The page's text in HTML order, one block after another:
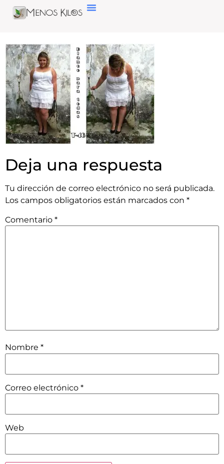
Deja una respuesta
Tu dirección de correo electrónico no será publicada.
Los campos obligatorios están marcados con *
Comentario *
Nombre *
Correo electrónico *
Web